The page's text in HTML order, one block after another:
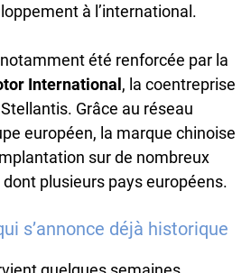
à l’international.
été renforcée par la
International , la coentreprise
Grâce au réseau
européen, la marque chinoise
sur de nombreux
plusieurs pays européens.
s’annonce déjà historique